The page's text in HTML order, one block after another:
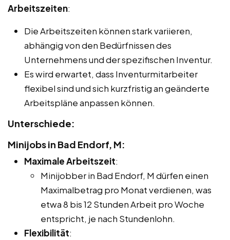
Arbeitszeiten:
Die Arbeitszeiten können stark variieren,
abhängig von den Bedürfnissen des
Unternehmens und der spezifischen Inventur.
Es wird erwartet, dass Inventurmitarbeiter
flexibel sind und sich kurzfristig an geänderte
Arbeitspläne anpassen können.
Unterschiede:
Minijobs in Bad Endorf, M:
Maximale Arbeitszeit:
Minijobber in Bad Endorf, M dürfen einen
Maximalbetrag pro Monat verdienen, was
etwa 8 bis 12 Stunden Arbeit pro Woche
entspricht, je nach Stundenlohn.
Flexibilität: